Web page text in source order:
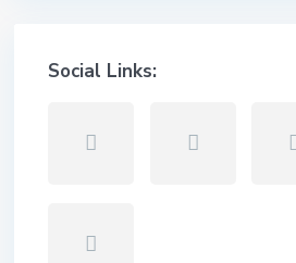
Social Links: